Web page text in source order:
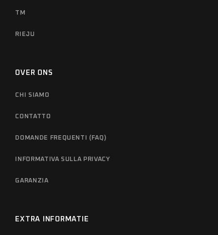
TM
RIEJU
OVER ONS
CHI SIAMO
CONTATTO
DOMANDE FREQUENTI (FAQ)
INFORMATIVA SULLA PRIVACY
GARANZIA
EXTRA INFORMATIE